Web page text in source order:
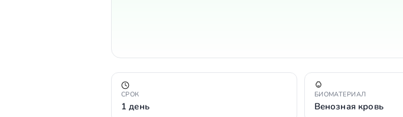
СРОК
1 день
БИОМАТЕРИАЛ
Венозная кровь